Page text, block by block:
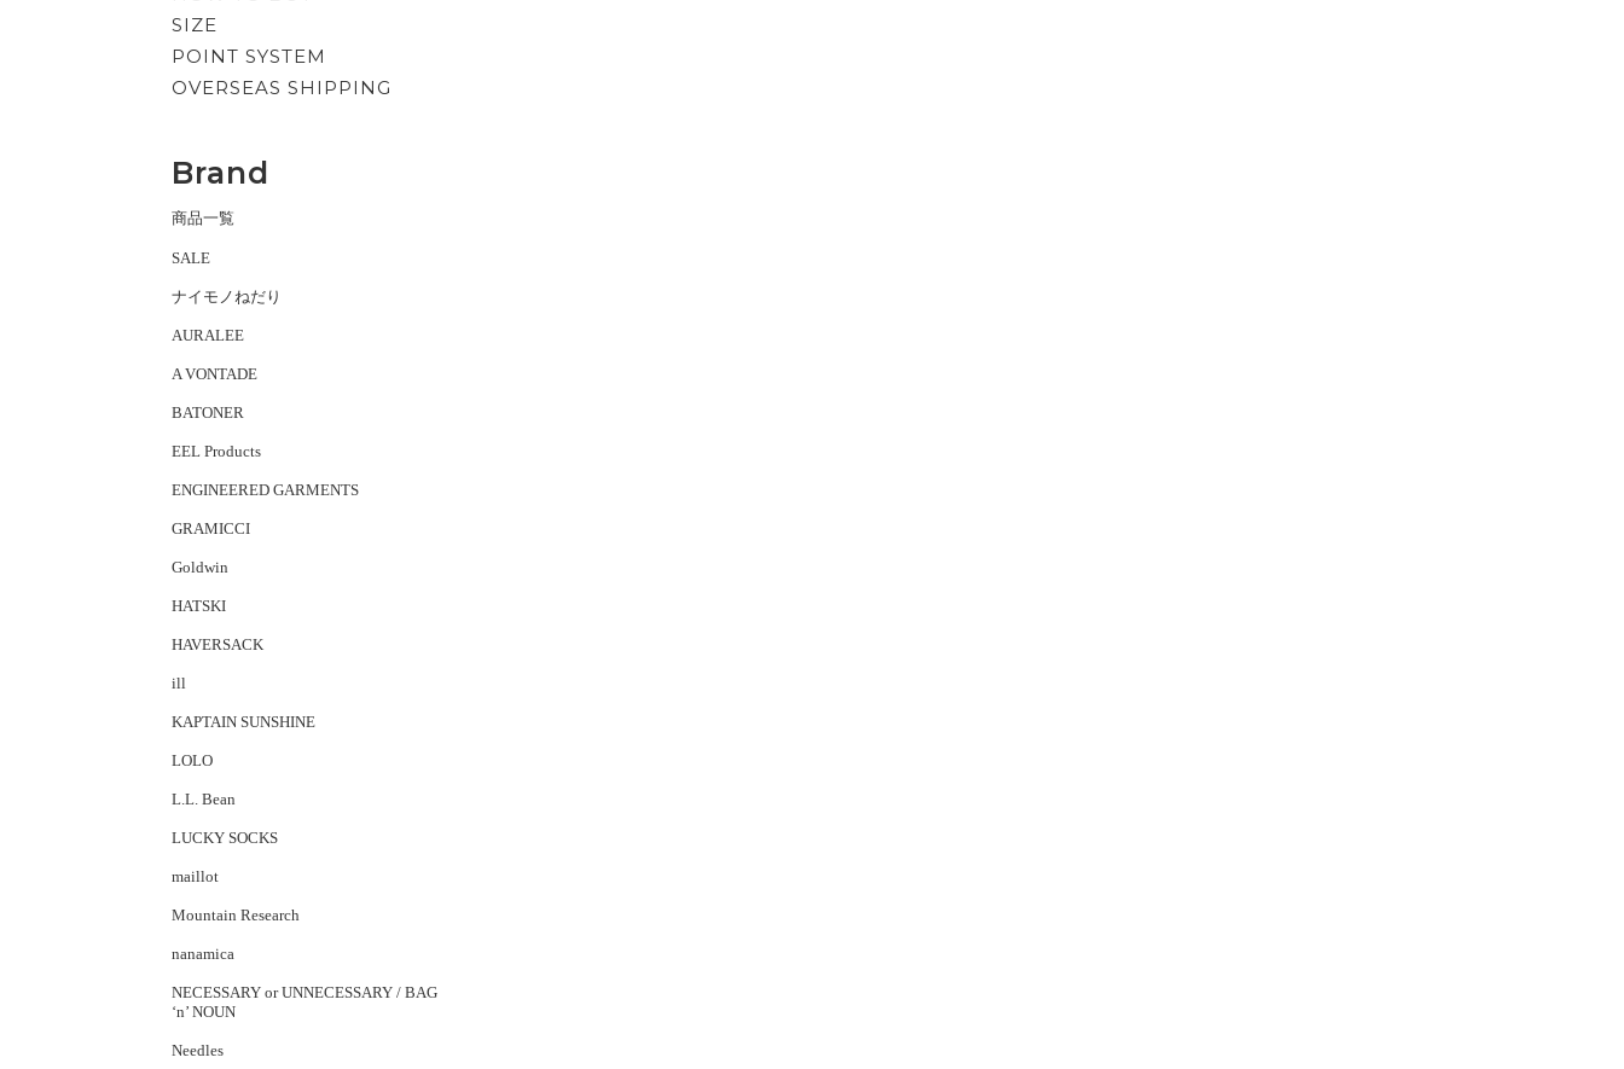
SIZE
POINT SYSTEM
OVERSEAS SHIPPING
Brand
商品一覧
SALE
ナイモノねだり
AURALEE
A VONTADE
BATONER
EEL Products
ENGINEERED GARMENTS
GRAMICCI
Goldwin
HATSKI
HAVERSACK
ill
KAPTAIN SUNSHINE
LOLO
L.L. Bean
LUCKY SOCKS
maillot
Mountain Research
nanamica
NECESSARY or UNNECESSARY / BAG
‘n’ NOUN
Needles